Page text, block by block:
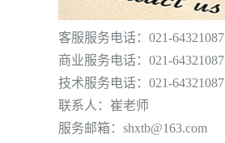
客服服务电话：021-64321087
商业服务电话：021-64321087
技术服务电话：021-64321087
联系人：崔老师
服务邮箱：shxtb@163.com